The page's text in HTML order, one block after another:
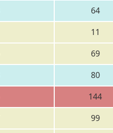
64
11
69
80
144
99